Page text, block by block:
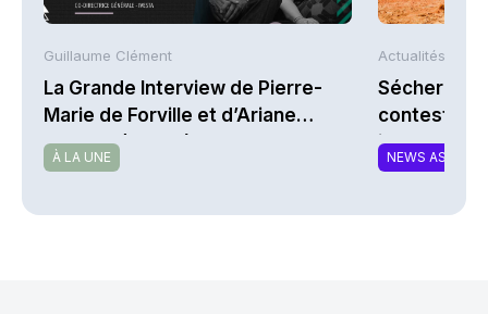
Guillaume Clément
La Grande Interview de Pierre-
Marie de Forville et d’Ariane
Darmon (Ivesta)
À LA UNE
Actualités AFP
contestent
NEWS